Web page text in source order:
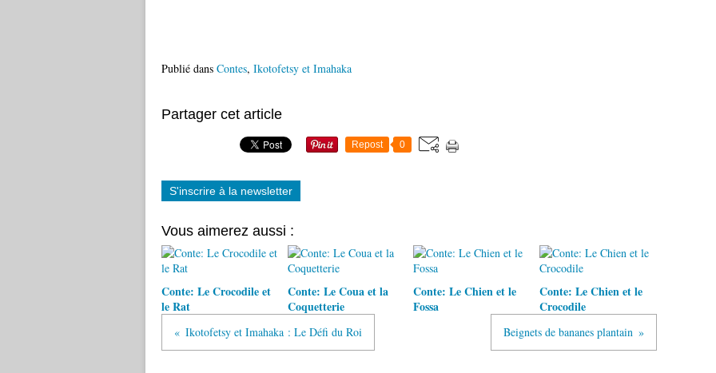
Publié dans Contes, Ikotofetsy et Imahaka
Partager cet article
Repost 0
S'inscrire à la newsletter
Vous aimerez aussi :
Conte: Le Crocodile et
le Rat
Conte: Le Coua et la
Coquetterie
Conte: Le Chien et le
Fossa
Conte: Le Chien et le
Crocodile
Ikotofetsy et Imahaka : Le Défi du Roi Beignets de bananes plantain